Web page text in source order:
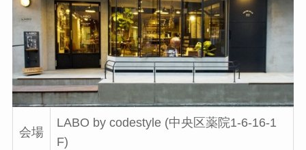
会場
LABO by codestyle (中央区薬院1-6-16-1
F)